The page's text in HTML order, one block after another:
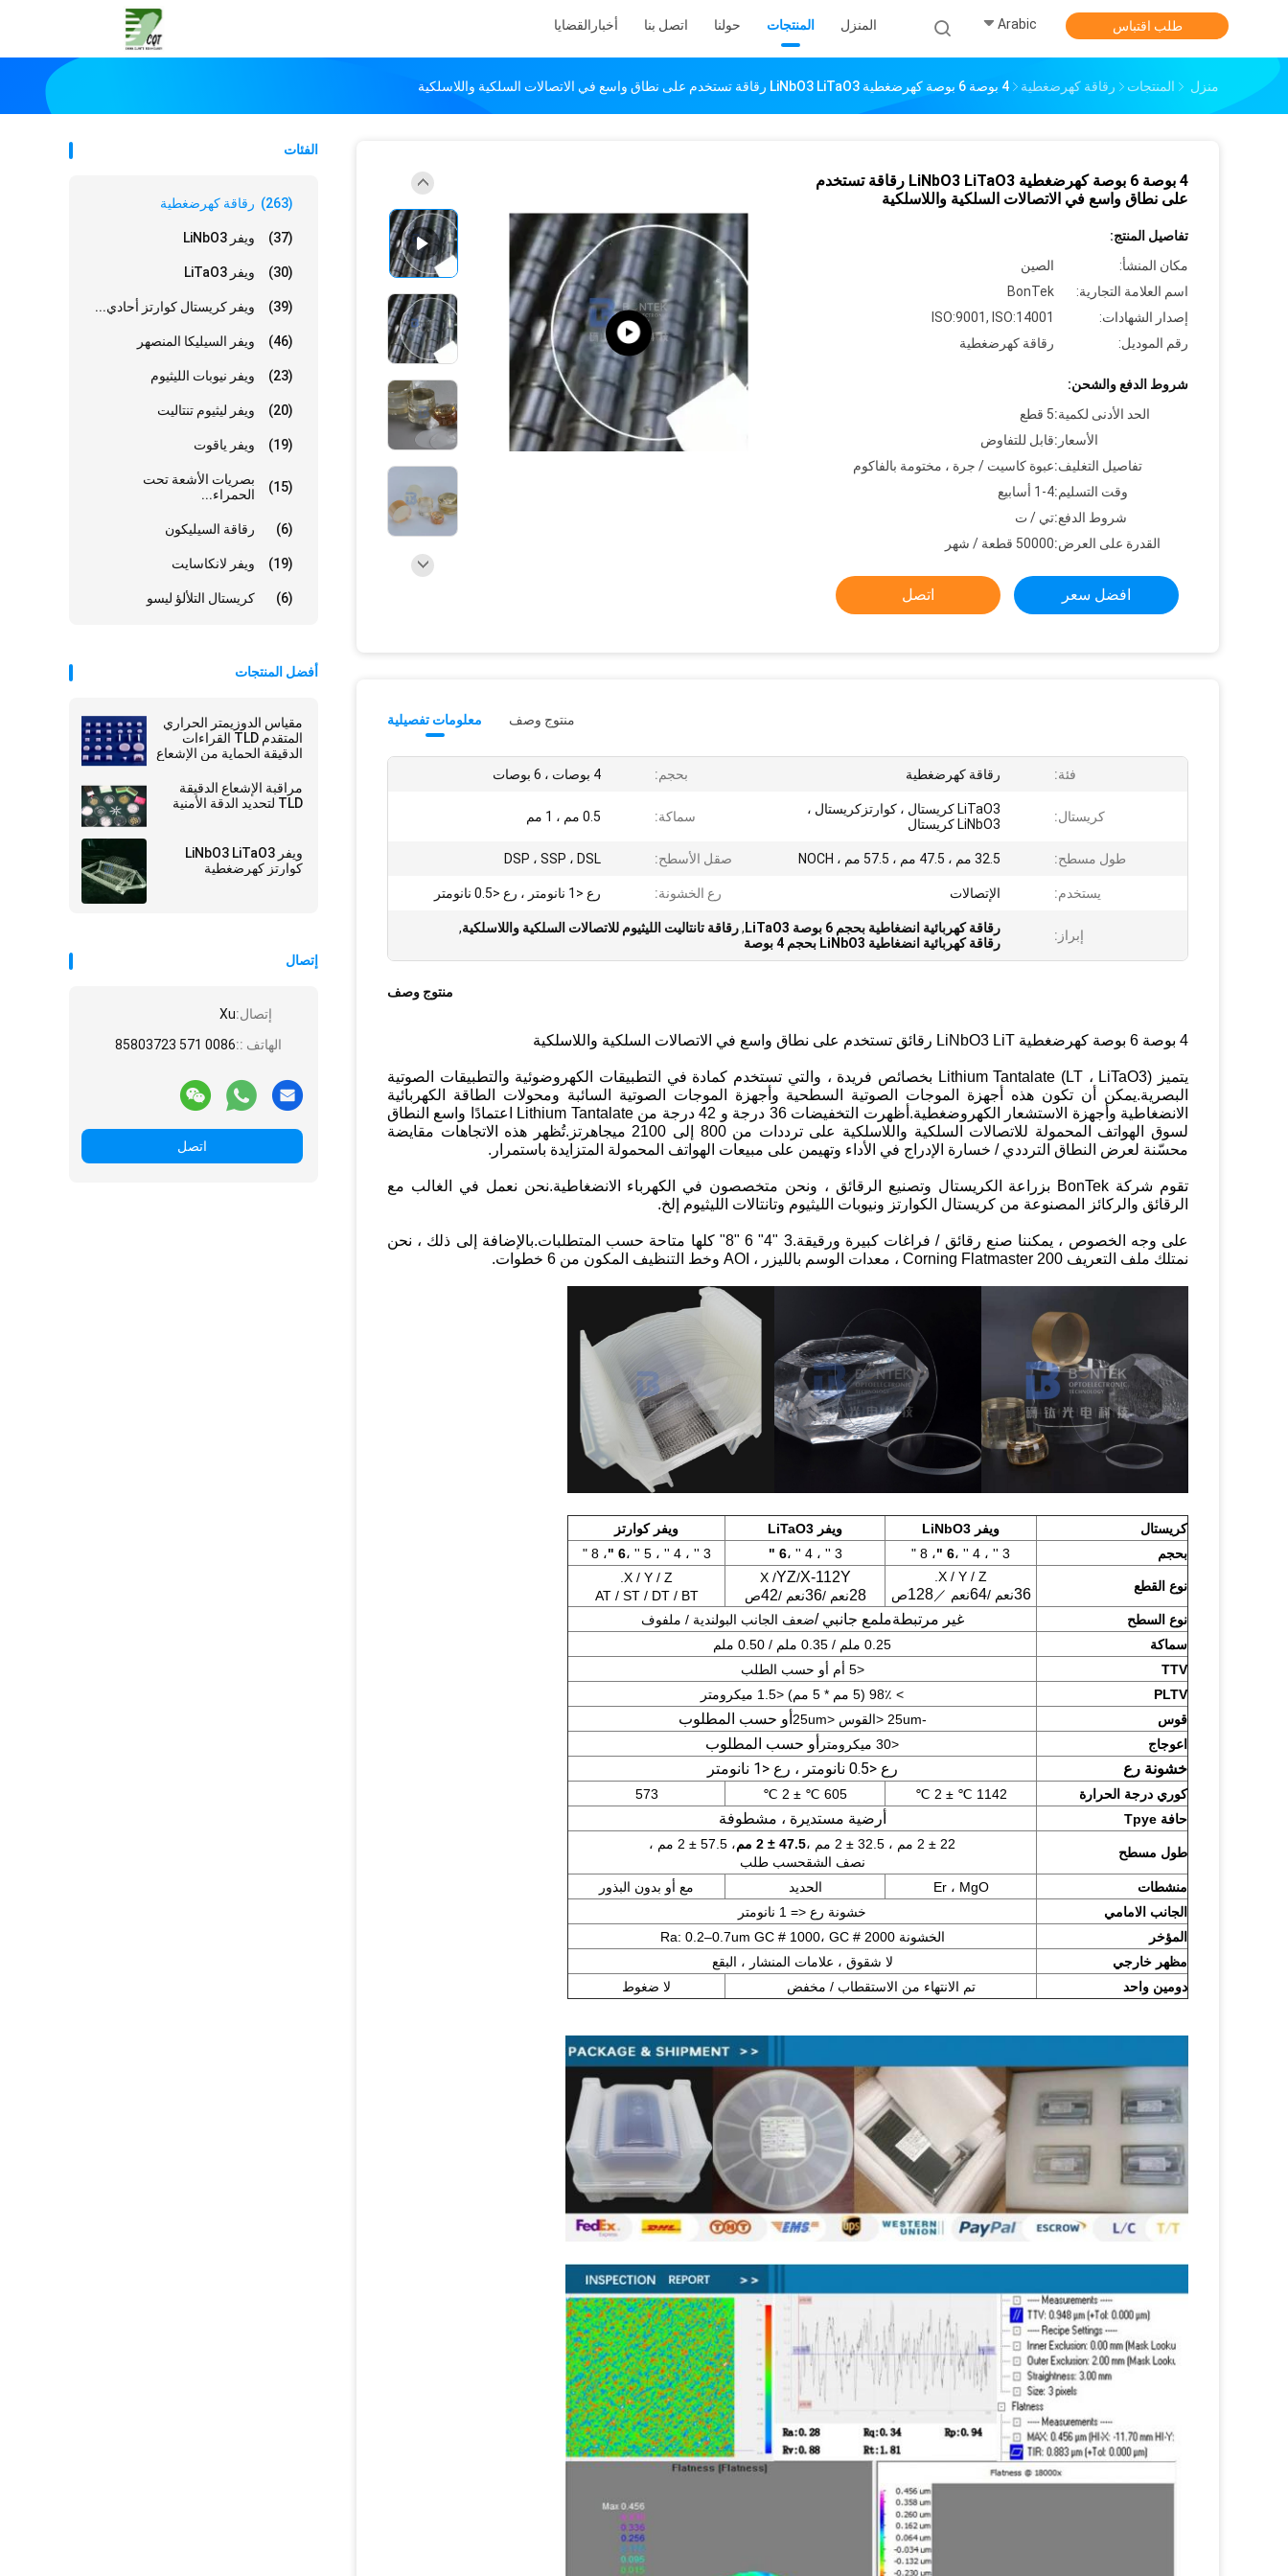
المنزل المنتجات حولنا اتصل بنا أخبار القضايا Arabic طلب اقتباس
منزل المنتجات رقاقة كهرضغطية 4 بوصة 6 بوصة كهرضغطية LiNbO3 LiTaO3 رقاقة تستخدم على نطاق واسع في الاتصالات السلكية واللاسلكية
الفئات
رقاقة كهرضغطية (263)
ويفر LiNbO3 (37)
ويفر LiTaO3 (30)
ويفر كريستال كوارتز أحادي... (39)
ويفر السيليكا المنصهر (46)
ويفر نيوبات الليثيوم (23)
ويفر ليثيوم تنتاليت (20)
ويفر ياقوت (19)
بصريات الأشعة تحت
الحمراء...
(15)
رقاقة السيليكون (6)
ويفر لانكاسايت (19)
كريستال التلألؤ ليسو (6)
أفضل المنتجات
مقياس الدوزيمتر الحراري
المتقدم TLD القراءات
الدقيقة الحماية من الإشعاع
مراقبة الإشعاع الدقيقة
TLD لتحديد الدقة الأمنية
ويفر LiNbO3 LiTaO3
كوارتز كهرضغطية
إتصال
إتصال:Xu
الهاتف ::0086 571 85803723
اتصل
4 بوصة 6 بوصة كهرضغطية LiNbO3 LiTaO3 رقاقة تستخدم
على نطاق واسع في الاتصالات السلكية واللاسلكية
تفاصيل المنتج:
مكان المنشأ:
الصين
اسم العلامة التجارية:
BonTek
إصدار الشهادات:
ISO:9001, ISO:14001
رقم الموديل:
رقاقة كهرضغطية
شروط الدفع والشحن:
الحد الأدنى لكمية:5 قطع
الأسعار:قابل للتفاوض
تفاصيل التغليف:عبوة كاسيت / جرة ، مختومة بالفاكوم
وقت التسليم:1-4 أسابيع
شروط الدفع:تي / ت
القدرة على العرض:50000 قطعة / شهر
افضل سعر اتصل
معلومات تفصيلية منتوج وصف
فئة: رقاقة كهرضغطية بحجم: 4 بوصات ، 6 بوصات
كريستال:
LiTaO3 كريستال ، كوارتزكريستال ،
LiNbO3 كريستال
سماكة: 0.5 مم ، 1 مم
طول مسطح: 32.5 مم ، 47.5 مم ، 57.5 مم ، NOCH صقل الأسطح: DSP ، SSP ، DSL
يستخدم: الإتصالات رع الخشونة: رع <1 نانومتر ، رع <0.5 نانومتر
إبراز: رقاقة كهربائية انضغاطية بحجم 6 بوصة LiTaO3 ,رقاقة تانتاليت الليثيوم للاتصالات السلكية واللاسلكية,
رقاقة كهربائية انضغاطية LiNbO3 بحجم 4 بوصة
منتوج وصف
4 بوصة 6 بوصة كهرضغطية LiNbO3 LiT رقائق تستخدم على نطاق واسع في الاتصالات السلكية واللاسلكية
يتميز Lithium Tantalate (LT ، LiTaO3) بخصائص فريدة ، والتي تستخدم كمادة في التطبيقات الكهروضوئية والتطبيقات الصوتية
البصرية.يمكن أن تكون هذه أجهزة الموجات الصوتية السطحية وأجهزة الموجات الصوتية السائبة ومحولات الطاقة الكهربائية
الانضغاطية وأجهزة الاستشعار الكهروضغطية.أظهرت التخفيضات 36 درجة و 42 درجة من Lithium Tantalate اعتمادًا واسع النطاق
لسوق الهواتف المحمولة للاتصالات السلكية واللاسلكية على ترددات من 800 إلى 2100 ميجاهرتز.تُظهر هذه الاتجاهات مقايضة
محسّنة لعرض النطاق الترددي / خسارة الإدراج في الأداء وتهيمن على مبيعات الهواتف المحمولة المتزايدة باستمرار.
تقوم شركة BonTek بزراعة الكريستال وتصنيع الرقائق ، ونحن متخصصون في الكهرباء الانضغاطية.
نحن نعمل في الغالب مع
الرقائق والركائز المصنوعة من كريستال الكوارتز ونيوبات الليثيوم وتانتالات الليثيوم إلخ.
على وجه الخصوص ، يمكننا صنع رقائق / فراغات كبيرة ورقيقة.3 "4" 6 "8" كلها متاحة حسب المتطلبات.بالإضافة إلى ذلك ، نحن
نمتلك ملف التعريف Corning Flatmaster 200 ، معدات الوسم بالليزر ، AOI وخط التنظيف المكون من 6 خطوات.
كريستال ويفر LiNbO3 ويفر LiTaO3
ويفر كوارتز
بحجم
3 '' ، 4 '' ، 6 " ، 8 " 3 '' ، 4 '' ، 6 " 3 '' ، 4 '' ، 5 '' ، 6 " ، 8 "
نوع القطع
X / Y / Z.
36نعم /64نعم ／128ص
X /YZ/X-112Y
28نعم /36نعم /42ص
X / Y / Z.
AT / ST / DT / BT
نوع السطح
غير مرتبطةملمع جانبي /ضعف الجانب البولندية / ملفوف
سماكة
0.25 ملم / 0.35 ملم / 0.50 ملم
TTV
<5 أم أو حسب الطلب
PLTV
> 98٪ (5 مم * 5 مم) <1.5 ميكرومتر
قوس
-25um <القوس <25um أو حسب المطلوب
اعوجاج <30 ميكرومتر أو حسب المطلوب
خشونة رع رع <0.5 نانومتر ، رع <1 نانومتر
كوري درجة الحرارة 1142 ℃ ± 2 ℃
605 ℃ ± 2 ℃
573
حافة Tpye
أرضية مستديرة ، مشطوفة
طول مسطح
22 ± 2 مم ، 32.5 ± 2 مم ، 47.5 ± 2 مم
، 57.5 ± 2 مم ،
نصف الشقحسب طلب
منشطات
Er ، MgO الحديد
مع أو بدون البذور
الجانب الامامي
خشونة رع <= 1 نانومتر
المؤخر
الخشونة Ra: 0.2–0.7um GC # 1000، GC # 2000
مظهر خارجي
لا شقوق ، علامات المنشار ، البقع
دومين واحد
تم الانتهاء من الاستقطاب / مخفض لا ضغوط